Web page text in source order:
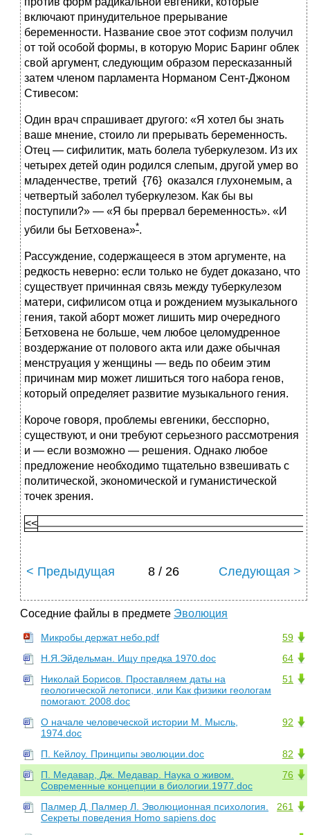
включают принудительное прерывание
беременности. Название свое этот софизм получил
от той особой формы, в которую Морис Баринг облек
свой аргумент, следующим образом пересказанный
затем членом парламента Норманом Сент-Джоном
Стивесом:
Один врач спрашивает другого: «Я хотел бы знать
ваше мнение, стоило ли прерывать беременность.
Отец — сифилитик, мать болела туберкулезом. Из их
четырех детей один родился слепым, другой умер во
младенчестве, третий {76} оказался глухонемым, а
четвертый заболел туберкулезом. Как бы вы
поступили?» — «Я бы прервал беременность». «И
убили бы Бетховена»*.
Рассуждение, содержащееся в этом аргументе, на
редкость неверно: если только не будет доказано, что
существует причинная связь между туберкулезом
матери, сифилисом отца и рождением музыкального
гения, такой аборт может лишить мир очередного
Бетховена не больше, чем любое целомудренное
воздержание от полового акта или даже обычная
менструация у женщины — ведь по обеим этим
причинам мир может лишиться того набора генов,
который определяет развитие музыкального гения.
Короче говоря, проблемы евгеники, бесспорно,
существуют, и они требуют серьезного рассмотрения
и — если возможно — решения. Однако любое
предложение необходимо тщательно взвешивать с
политической, экономической и гуманистической
точек зрения.
<<
< Предыдущая 8 / 26 Следующая >
Соседние файлы в предмете Эволюция
59
Микробы держат небо.pdf
64
Н.Я.Эйдельман. Ищу предка 1970.doc
51
Николай Борисов. Проставляем даты на
геологической летописи, или Как физики геологам
помогают. 2008.doc
92
О начале человеческой истории М. Мысль,
1974.doc
82
П. Кейлоу. Принципы эволюции.doc
76
П. Медавар, Дж. Медавар. Наука о живом.
Современные концепции в биологии.1977.doc
261
Палмер Д, Палмер Л. Эволюционная психология.
Секреты поведения Homo sapiens.doc